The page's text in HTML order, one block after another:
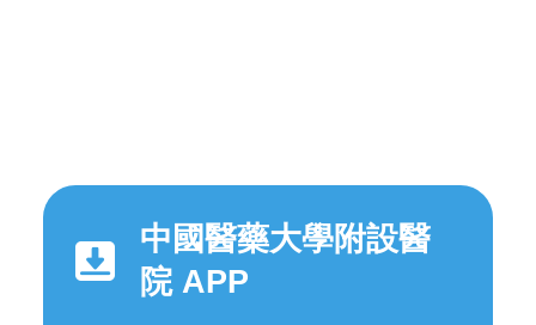
中國醫藥大學附設醫
院 APP